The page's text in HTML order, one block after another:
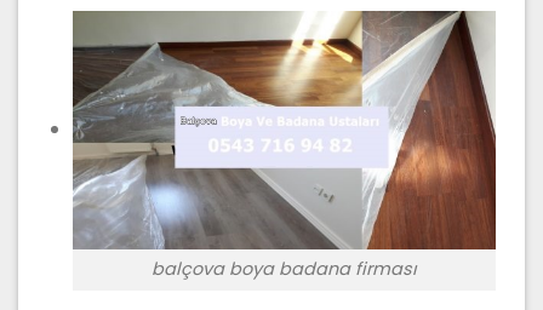
balçova boya badana firması